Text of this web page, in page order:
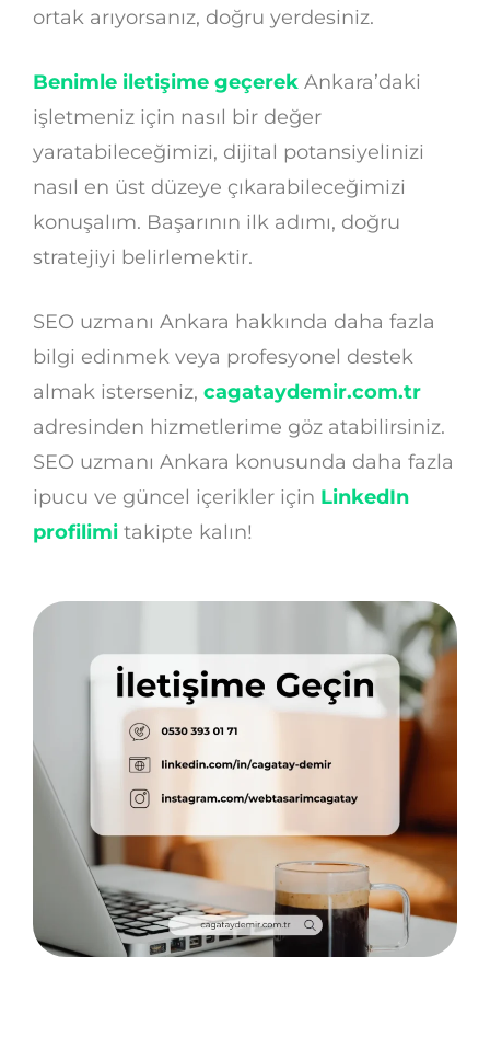
ortak arıyorsanız, doğru yerdesiniz.
Benimle iletişime geçerek Ankara’daki
işletmeniz için nasıl bir değer
yaratabileceğimizi, dijital potansiyelinizi
nasıl en üst düzeye çıkarabileceğimizi
konuşalım. Başarının ilk adımı, doğru
stratejiyi belirlemektir.
SEO uzmanı Ankara hakkında daha fazla
bilgi edinmek veya profesyonel destek
almak isterseniz, cagataydemir.com.tr
adresinden hizmetlerime göz atabilirsiniz.
SEO uzmanı Ankara konusunda daha fazla
ipucu ve güncel içerikler için LinkedIn
profilimi takipte kalın!